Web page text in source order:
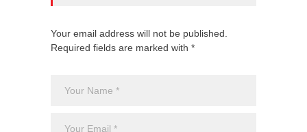
Your email address will not be published.
Required fields are marked with *